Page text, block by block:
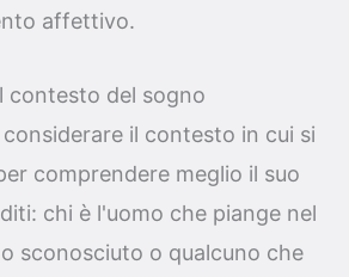
affettivo.
contesto del sogno
il contesto in cui si
comprendere meglio il suo
chi è l'uomo che piange nel
sconosciuto o qualcuno che